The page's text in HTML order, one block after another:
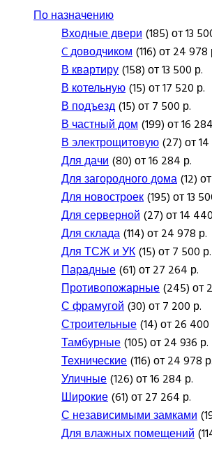
По назначению
Входные двери(185) от 13
C доводчиком(116) от 24 978
В квартиру(158) от 13 500 р.
В котельную(15) от 17 520 р.
В подъезд(15) от 7 500 р.
В частный дом(199) от 16
В электрощитовую(27) от
Для дачи(80) от 16 284 р.
Для загородного дома(12)
Для новостроек(195) от 13
Для серверной(27) от 14
Для склада(114) от 24 978 р.
Для ТСЖ и УК(15) от 7 500 р.
Парадные(61) от 27 264 р.
Противопожарные(245) от
С фрамугой(30) от 7 200 р.
Строительные(14) от 26 400
Тамбурные(105) от 24 936 р.
Технические(116) от 24 978 р.
Уличные(126) от 16 284 р.
Широкие(61) от 27 264 р.
С независимыми замками
Для влажных помещений